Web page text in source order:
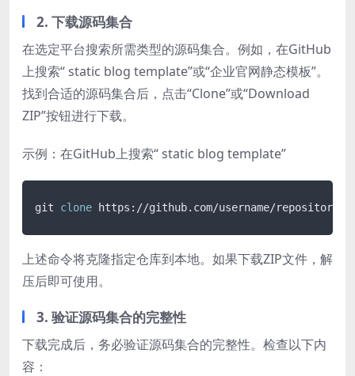
2. 下载源码集合
在选定平台搜索所需类型的源码集合。例如，在GitHub
上搜索“ static blog template”或“企业官网静态模板”。
找到合适的源码集合后，点击“Clone”或“Download
ZIP”按钮进行下载。
示例：在GitHub上搜索“ static blog template”
git clone https://github.com/username/
上述命令将克隆指定仓库到本地。如果下载ZIP文件，解
压后即可使用。
3. 验证源码集合的完整性
下载完成后，务必验证源码集合的完整性。检查以下内
容：